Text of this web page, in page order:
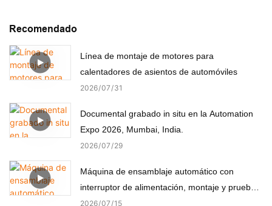
Recomendado
Línea de montaje de motores para
calentadores de asientos de automóviles
2026 07 31
Documental grabado in situ en la Automation
Expo 2026, Mumbai, India.
2026 07 29
Máquina de ensamblaje automático con
interruptor de alimentación, montaje y prueba
automáticos
2026 07 15